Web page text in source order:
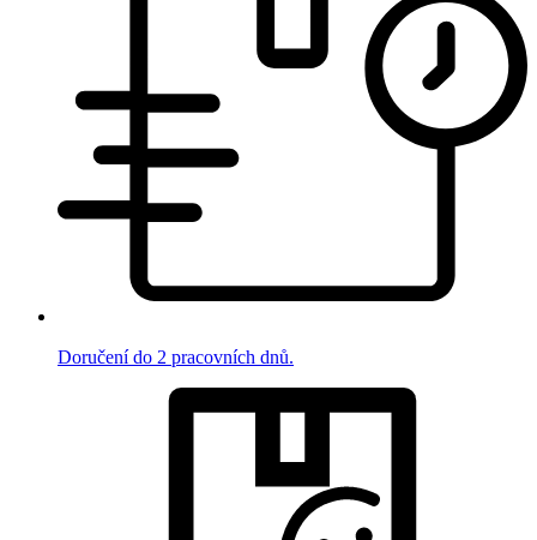
Doručení do 2 pracovních dnů.